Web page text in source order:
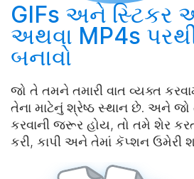
GIFs અને સ્ટિકર
અથવા MP4s
બનાવો
જો તે તમને તમારી વાત વ્યક્ત
તેના માટેનું શ્રેષ્ઠ સ્થાન છે. અને
કરવાની જરૂર હોય, તો તમે શેર
કરી, કાપી અને તેમાં કૅપ્શન ઉમેરી